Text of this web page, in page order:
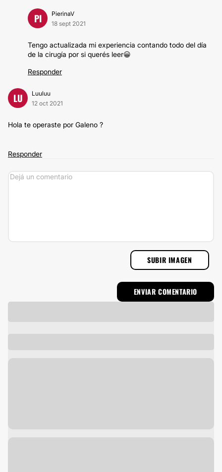
PI
PierinaV
18 sept 2021
Tengo actualizada mi experiencia contando todo del día
de la cirugía por si querés leer😀
Responder
LU
Luuluu
12 oct 2021
Hola te operaste por Galeno ?
Responder
SUBIR IMAGEN